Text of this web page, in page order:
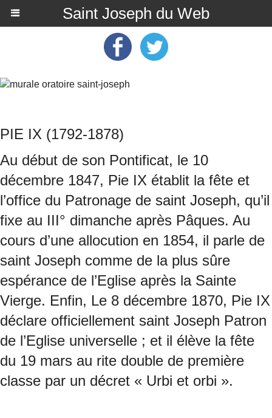
Saint Joseph du Web
PIE IX (1792-1878)
Au début de son Pontificat, le 10
décembre 1847, Pie IX établit la fête et
l’office du Patronage de saint Joseph, qu’il
fixe au III° dimanche après Pâques. Au
cours d’une allocution en 1854, il parle de
saint Joseph comme de la plus sûre
espérance de l’Eglise après la Sainte
Vierge. Enfin, Le 8 décembre 1870, Pie IX
déclare officiellement saint Joseph Patron
de l’Eglise universelle ; et il élève la fête
du 19 mars au rite double de première
classe par un décret « Urbi et orbi ».